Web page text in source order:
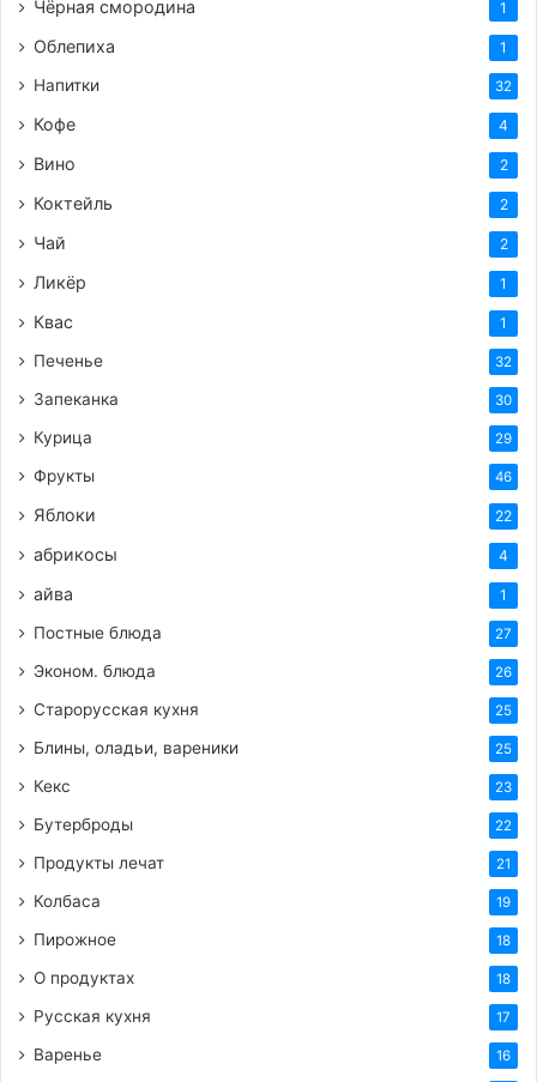
Чёрная смородина 1
Облепиха 1
Напитки 32
Кофе 4
Вино 2
Коктейль 2
Чай 2
Ликёр 1
Квас 1
Печенье 32
Запеканка 30
Курица 29
Фрукты 46
Яблоки 22
абрикосы 4
айва 1
Постные блюда 27
Эконом. блюда 26
Старорусская кухня 25
Блины, оладьи, вареники 25
Кекс 23
Бутерброды 22
Продукты лечат 21
Колбаса 19
Пирожное 18
О продуктах 18
Русская кухня 17
Варенье 16